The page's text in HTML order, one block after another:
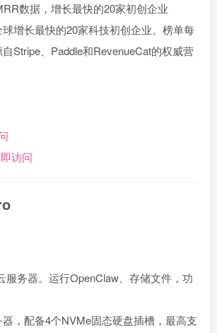
数据，增长最快的20家初创企业
球增长最快的20家科技初创企业。榜单每
Stripe、Paddle和RevenueCat的权威营
访问
服务器。运行OpenClaw、存储文件，功
器，配备4个NVMe固态硬盘插槽，最高支